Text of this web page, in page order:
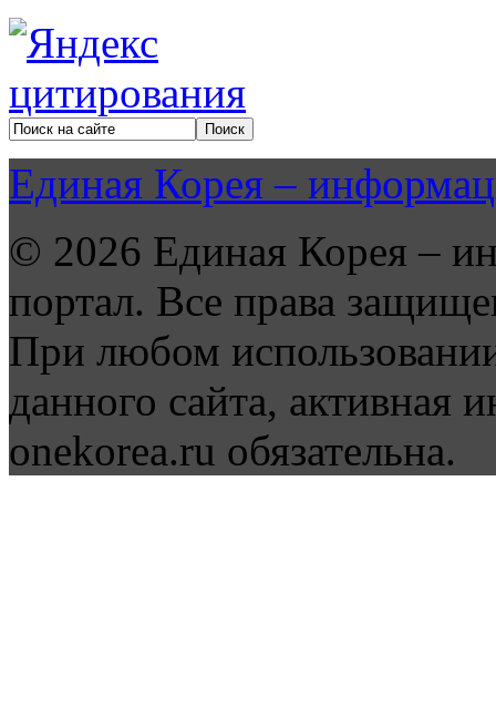
Единая Корея –
© 2026 Единая Корея –
портал. Все права
При любом
данного сайта, активная
onekorea.ru обязательна.